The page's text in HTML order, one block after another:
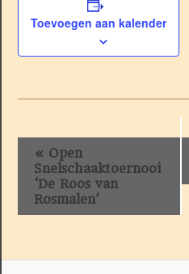
Toevoegen aan kalender
Evenement
Navigatie
« Open
Snelschaaktoernooi
‘De Roos van
Rosmalen’